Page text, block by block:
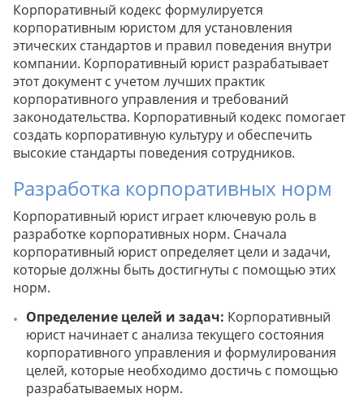
Корпоративный кодекс формулируется
корпоративным юристом для установления
этических стандартов и правил поведения внутри
компании. Корпоративный юрист разрабатывает
этот документ с учетом лучших практик
корпоративного управления и требований
законодательства. Корпоративный кодекс помогает
создать корпоративную культуру и обеспечить
высокие стандарты поведения сотрудников.
Разработка корпоративных норм
Корпоративный юрист играет ключевую роль в
разработке корпоративных норм. Сначала
корпоративный юрист определяет цели и задачи,
которые должны быть достигнуты с помощью этих
норм.
Определение целей и задач: Корпоративный
юрист начинает с анализа текущего состояния
корпоративного управления и формулирования
целей, которые необходимо достичь с помощью
разрабатываемых норм.